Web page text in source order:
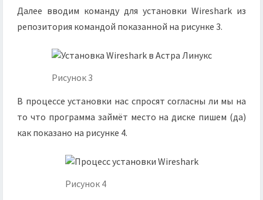
Далее вводим команду для установки Wireshark из
репозитория командой показанной на рисунке 3.
Рисунок 3
В процессе установки нас спросят согласны ли мы на
то что программа займёт место на диске пишем (да)
как показано на рисунке 4.
Рисунок 4